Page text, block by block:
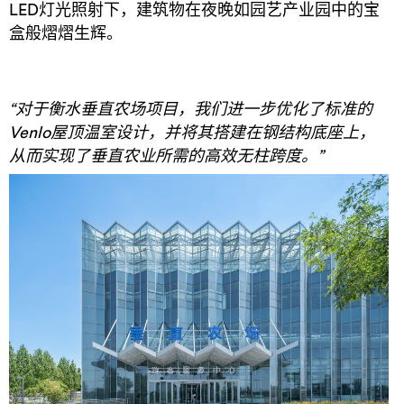
LED灯光照射下，建筑物在夜晚如园艺产业园中的宝
盒般熠熠生辉。
“对于衡水垂直农场项目，我们进一步优化了标准的
Venlo屋顶温室设计，并将其搭建在钢结构底座上，
从而实现了垂直农业所需的高效无柱跨度。”